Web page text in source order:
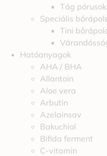
Tág pórusok
Speciális
Tini
Hatóanyagok
AHA / BHA
Allantoin
Aloe vera
Arbutin
Azelainsav
Bakuchiol
Bifida ferment
C-vitamin